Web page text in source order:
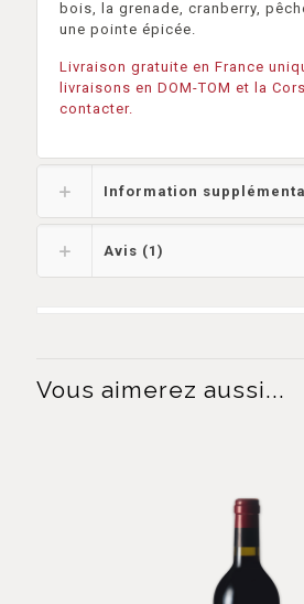
bois, la grenade, cranberry,
une pointe épicée.
Livraison gratuite en France
livraisons en DOM-TOM et la
contacter.
Information
Avis (1)
Vous aimerez aussi...